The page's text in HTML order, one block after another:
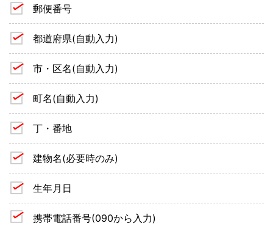
郵便番号
都道府県(自動入力)
市・区名(自動入力)
町名(自動入力)
丁・番地
建物名(必要時のみ)
生年月日
携帯電話番号(090から入力)